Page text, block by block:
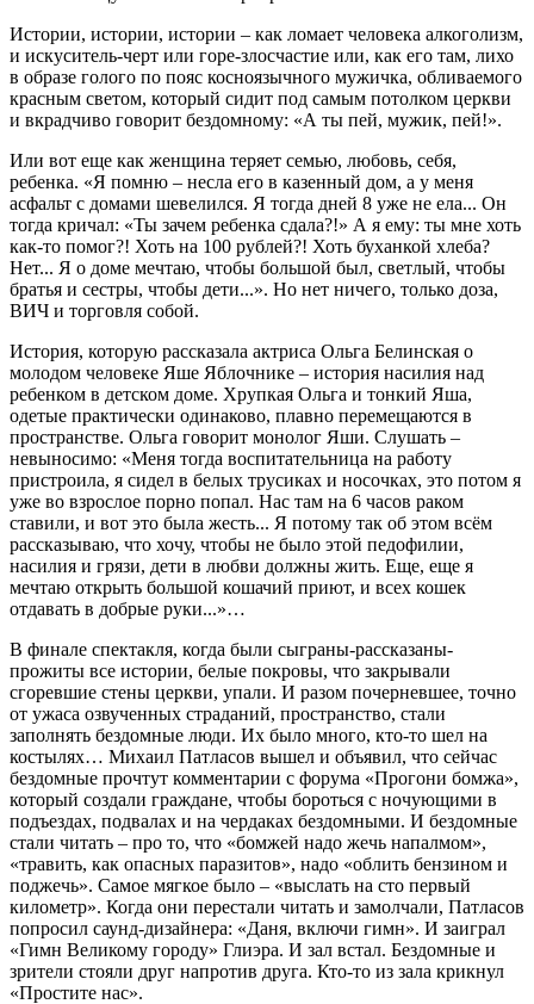
Истории, истории, истории – как ломает человека алкоголизм,
и искуситель-черт или горе-злосчастие или, как его там, лихо
в образе голого по пояс косноязычного мужичка, обливаемого
красным светом, который сидит под самым потолком церкви
и вкрадчиво говорит бездомному: «А ты пей, мужик, пей!».
Или вот еще как женщина теряет семью, любовь, себя,
ребенка. «Я помню – несла его в казенный дом, а у меня
асфальт с домами шевелился. Я тогда дней 8 уже не ела... Он
тогда кричал: «Ты зачем ребенка сдала?!» А я ему: ты мне хоть
как-то помог?! Хоть на 100 рублей?! Хоть буханкой хлеба?
Нет... Я о доме мечтаю, чтобы большой был, светлый, чтобы
братья и сестры, чтобы дети...». Но нет ничего, только доза,
ВИЧ и торговля собой.
История, которую рассказала актриса Ольга Белинская о
молодом человеке Яше Яблочнике – история насилия над
ребенком в детском доме. Хрупкая Ольга и тонкий Яша,
одетые практически одинаково, плавно перемещаются в
пространстве. Ольга говорит монолог Яши. Слушать –
невыносимо: «Меня тогда воспитательница на работу
пристроила, я сидел в белых трусиках и носочках, это потом я
уже во взрослое порно попал. Нас там на 6 часов раком
ставили, и вот это была жесть... Я потому так об этом всём
рассказываю, что хочу, чтобы не было этой педофилии,
насилия и грязи, дети в любви должны жить. Еще, еще я
мечтаю открыть большой кошачий приют, и всех кошек
отдавать в добрые руки...»…
В финале спектакля, когда были сыграны-рассказаны-
прожиты все истории, белые покровы, что закрывали
сгоревшие стены церкви, упали. И разом почерневшее, точно
от ужаса озвученных страданий, пространство, стали
заполнять бездомные люди. Их было много, кто-то шел на
костылях… Михаил Патласов вышел и объявил, что сейчас
бездомные прочтут комментарии с форума «Прогони бомжа»,
который создали граждане, чтобы бороться с ночующими в
подъездах, подвалах и на чердаках бездомными. И бездомные
стали читать – про то, что «бомжей надо жечь напалмом»,
«травить, как опасных паразитов», надо «облить бензином и
поджечь». Самое мягкое было – «выслать на сто первый
километр». Когда они перестали читать и замолчали, Патласов
попросил саунд-дизайнера: «Даня, включи гимн». И заиграл
«Гимн Великому городу» Глиэра. И зал встал. Бездомные и
зрители стояли друг напротив друга. Кто-то из зала крикнул
«Простите нас».